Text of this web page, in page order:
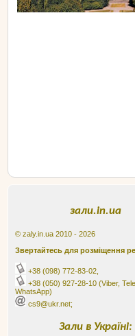
зали.in.ua
© zaly.in.ua 2010 - 2026
Звертайтесь для розміщення
+38 (098) 772-83-02,
+38 (050) 927-28-10 (Viber,
WhatsApp)
cs9@ukr.net;
Зали в Україні: